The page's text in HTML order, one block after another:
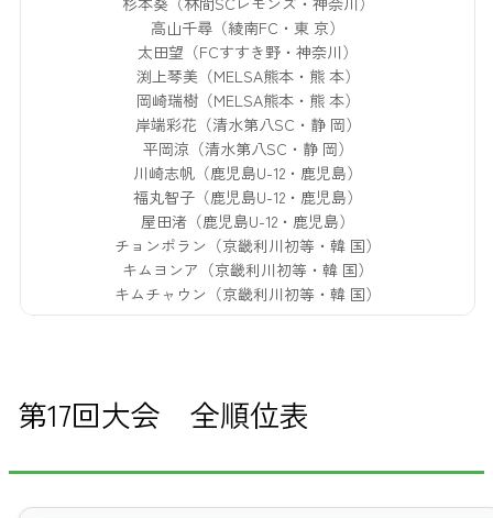
高山千尋（綾南FC・東 京）
太田望（FCすすき野・神奈川）
渕上琴美（MELSA熊本・熊 本）
岡崎瑞樹（MELSA熊本・熊 本）
岸端彩花（清水第八SC・静 岡）
平岡涼（清水第八SC・静 岡）
川崎志帆（鹿児島U-12・鹿児島）
福丸智子（鹿児島U-12・鹿児島）
屋田渚（鹿児島U-12・鹿児島）
チョンポラン（京畿利川初等・韓 国）
キムヨンア（京畿利川初等・韓 国）
キムチャウン（京畿利川初等・韓 国）
第17回大会 全順位表